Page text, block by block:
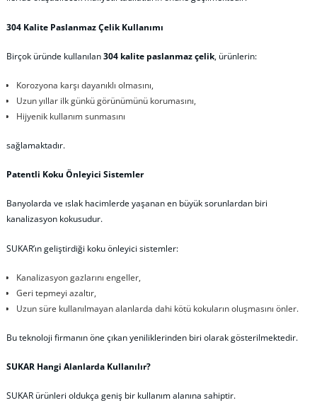
304 Kalite Paslanmaz Çelik Kullanımı
Birçok üründe kullanılan304 kalite paslanmaz çelik, ürünlerin:
Korozyona karşı dayanıklı olmasını,
Uzun yıllar ilk günkü görünümünü korumasını,
Hijyenik kullanım sunmasını
sağlamaktadır.
Patentli Koku Önleyici Sistemler
Banyolarda ve ıslak hacimlerde yaşanan en büyük sorunlardan biri
kanalizasyon kokusudur.
SUKAR’ın geliştirdiği koku önleyici sistemler:
Kanalizasyon gazlarını engeller,
Geri tepmeyi azaltır,
Uzun süre kullanılmayan alanlarda dahi kötü kokuların oluşmasını önler.
Bu teknoloji firmanın öne çıkan yeniliklerinden biri olarak gösterilmektedir.
SUKAR Hangi Alanlarda Kullanılır?
SUKAR ürünleri oldukça geniş bir kullanım alanına sahiptir.